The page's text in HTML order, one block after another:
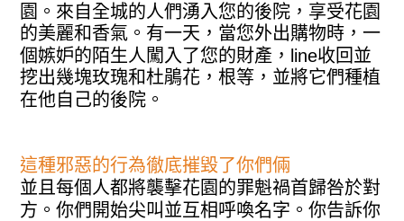
園。來自全城的人們湧入您的後院，享受花園
的美麗和香氣。有一天，當您外出購物時，一
個嫉妒的陌生人闖入了您的財產，line收回並
挖出幾塊玫瑰和杜鵑花，根等，並將它們種植
在他自己的後院。
這種邪惡的行為徹底摧毀了你們倆
並且每個人都將襲擊花園的罪魁禍首歸咎於對
方。你們開始尖叫並互相呼喚名字。你告訴你